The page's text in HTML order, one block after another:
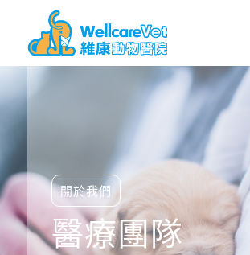
關於我們
醫療團隊